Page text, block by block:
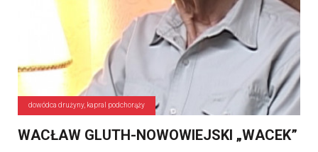
dowódca drużyny, kapral podchorąży
WACŁAW GLUTH-NOWOWIEJSKI „WACEK”